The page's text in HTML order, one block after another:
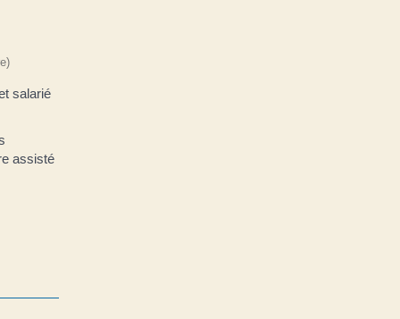
salarié
assisté